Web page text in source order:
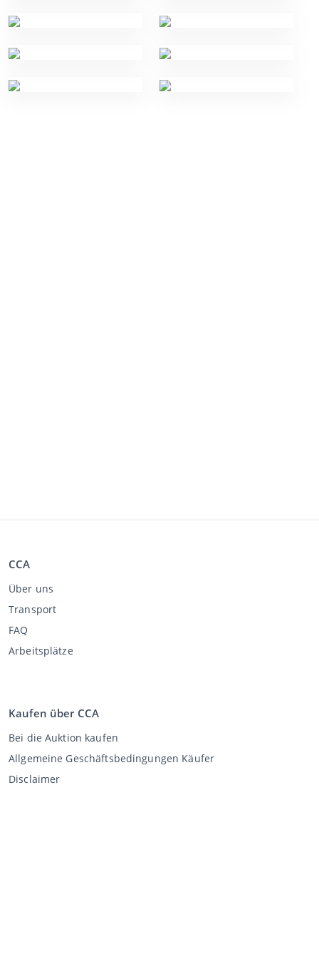
CCA
Über uns
Transport
FAQ
Arbeitsplätze
Kaufen über CCA
Bei die Auktion kaufen
Allgemeine Geschäftsbedingungen Käufer
Disclaimer